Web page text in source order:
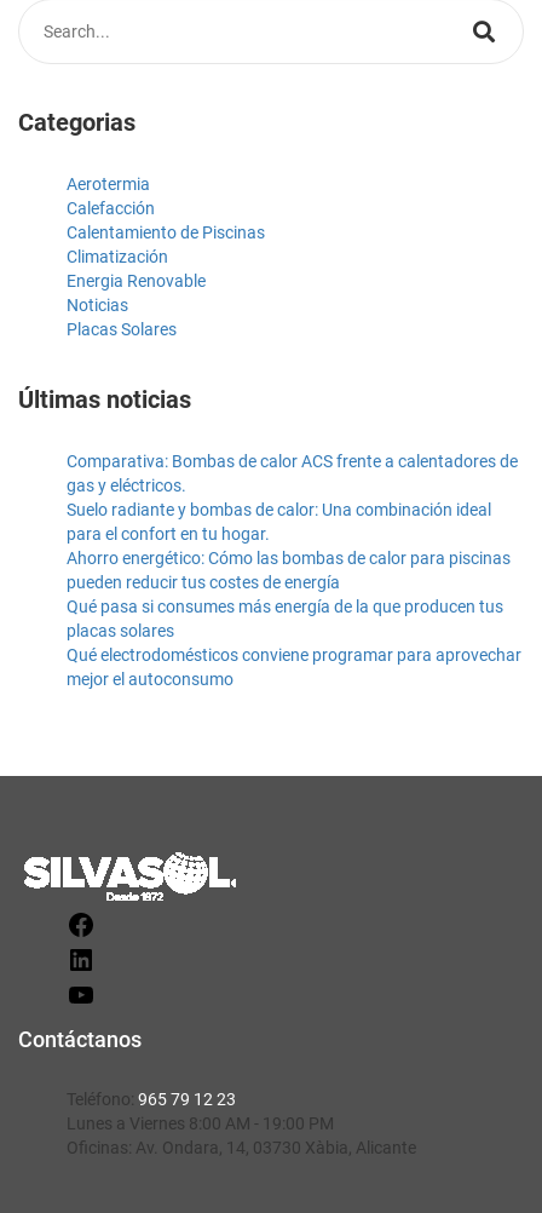
Categorias
Aerotermia
Calefacción
Calentamiento de Piscinas
Climatización
Energia Renovable
Noticias
Placas Solares
Últimas noticias
Comparativa: Bombas de calor ACS frente a calentadores de
gas y eléctricos.
Suelo radiante y bombas de calor: Una combinación ideal
para el confort en tu hogar.
Ahorro energético: Cómo las bombas de calor para piscinas
pueden reducir tus costes de energía
Qué pasa si consumes más energía de la que producen tus
placas solares
Qué electrodomésticos conviene programar para aprovechar
mejor el autoconsumo
Contáctanos
Teléfono: 965 79 12 23
Lunes a Viernes 8:00 AM - 19:00 PM
Oficinas: Av. Ondara, 14, 03730 Xàbia, Alicante